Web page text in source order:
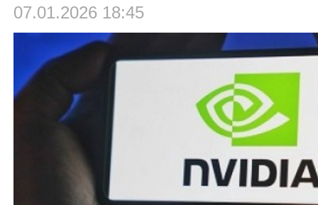
07.01.2026 18:45